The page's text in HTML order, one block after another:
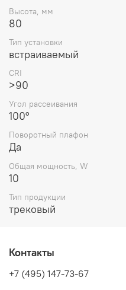
Высота, мм
80
Тип установки
встраиваемый
CRI
>90
Угол рассеивания
100°
Поворотный плафон
Да
Общая мощность, W
10
Тип продукции
трековый
Контакты
+7 (495) 147-73-67